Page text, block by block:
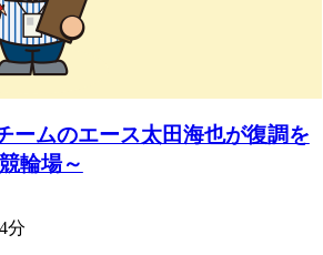
ームのエース太田海也が復調を
輪場～
分